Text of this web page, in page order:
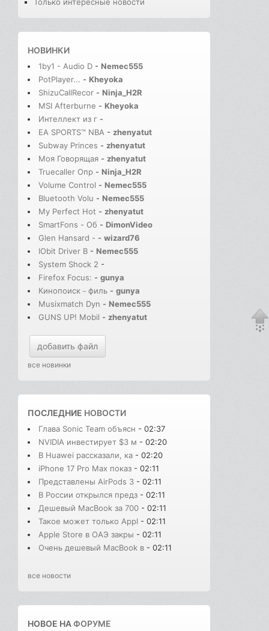
Только интересные новости
НОВИНКИ
1by1 - Audio D - Nemec555
PotPlayer... - Kheyoka
ShizuCallRecor - Ninja_H2R
MSI Afterburne - Kheyoka
Интеллект из г -
EA SPORTS™ NBA - zhenyatut
Subway Princes - zhenyatut
Моя Говорящая - zhenyatut
Truecaller Опр - Ninja_H2R
Volume Control - Nemec555
Bluetooth Volu - Nemec555
My Perfect Hot - zhenyatut
SmartFons - Об - DimonVideo
Glen Hansard - - wizard76
IObit Driver B - Nemec555
System Shock 2 -
Firefox Focus: - gunya
Кинопоиск－филь - gunya
Musixmatch Dyn - Nemec555
GUNS UP! Mobil - zhenyatut
добавить файл
все новинки
ПОСЛЕДНИЕ НОВОСТИ
Глава Sonic Team объясн - 02:37
NVIDIA инвестирует $3 м - 02:20
В Huawei рассказали, ка - 02:20
iPhone 17 Pro Max показ - 02:11
Представлены AirPods 3 - 02:11
В России открылся предз - 02:11
Дешевый MacBook за 700 - 02:11
Такое может только Appl - 02:11
Apple Store в ОАЭ закры - 02:11
Очень дешевый MacBook в - 02:11
все новости
НОВОЕ НАФОРУМЕ